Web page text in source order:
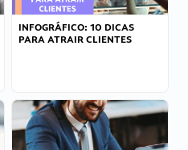
INFOGRÁFICO: 10 DICAS
PARA ATRAIR CLIENTES